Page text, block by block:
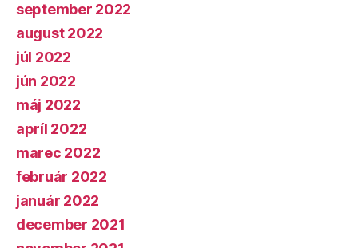
september 2022
august 2022
júl 2022
jún 2022
máj 2022
apríl 2022
marec 2022
február 2022
január 2022
december 2021